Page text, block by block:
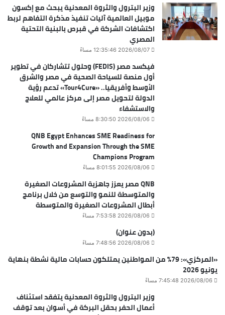
وزير البترول والثروة المعدنية يبحث مع إكسون
موبيل العالمية آليات تنفيذ مذكرة التفاهم لربط
اكتشافات الشركة في قبرص بالبنية التحتية
المصري
2026/08/07 12:35:46 مساءً
فيكسد مصر (FEDIS) وحلول تتشاركان في تطوير
أول منصة للسياحة الصحية في مصر والشرق
الأوسط وأفريقيا.. «Tour4Cure» تدعم رؤية
الدولة لتحويل مصر إلى مركز عالمي للعلاج
والاستشفاء
2026/08/06 8:30:50 مساءً
QNB Egypt Enhances SME Readiness for
Growth and Expansion Through the SME
Champions Program
2026/08/06 8:01:55 مساءً
QNB مصر يعزز جاهزية المشروعات الصغيرة
والمتوسطة للنمو والتوسع من خلال برنامج
أبطال المشروعات الصغيرة والمتوسطة
2026/08/06 7:53:58 مساءً
(بدون عنوان)
2026/08/06 7:48:56 مساءً
«المركزي»: 79% من المواطنين يمتلكون حسابات مالية نشطة بنهاية
يونيو 2026
2026/08/06 7:45:48 مساءً
وزير البترول والثروة المعدنية يتفقد استئناف
أعمال الحفر بحقل البركة في أسوان بعد توقف